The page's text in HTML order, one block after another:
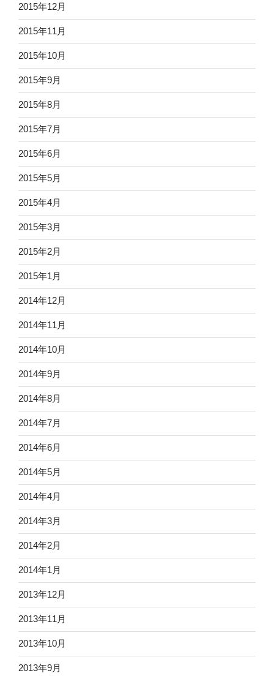
2015年12月
2015年11月
2015年10月
2015年9月
2015年8月
2015年7月
2015年6月
2015年5月
2015年4月
2015年3月
2015年2月
2015年1月
2014年12月
2014年11月
2014年10月
2014年9月
2014年8月
2014年7月
2014年6月
2014年5月
2014年4月
2014年3月
2014年2月
2014年1月
2013年12月
2013年11月
2013年10月
2013年9月